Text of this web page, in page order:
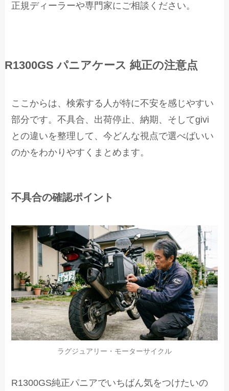
正規ディーラーや専門家にご相談ください。
R1300GS パニアケース 純正の注意点
ここからは、検索する人が特に不安を感じやすい
部分です。不具合、出荷停止、納期、そしてgivi
との違いを整理して、今どんな視点で選べばいい
のかをわかりやすくまとめます。
不具合の確認ポイント
ラグジュアリー・モーターサイクル
R1300GS純正パニアでいちばん気をつけたいの